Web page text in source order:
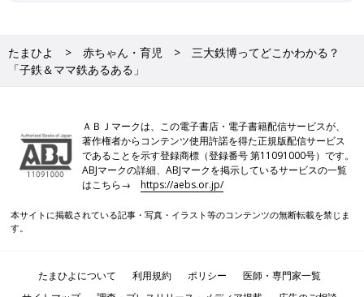
たまひよ 赤ちゃん・育児
三大鉄博ってどこかわかる？
「子鉄＆ママ鉄あるある」
ＡＢＪマークは、この電子書店・電子書籍配信サービスが、
著作権者からコンテンツ使用許諾を得た正規版配信サービス
であることを示す登録商標（登録番号 第11091000号）です。
ABJマークの詳細、ABJマークを掲示しているサービスの一覧
はこちら→https://aebs.or.jp/
本サイトに掲載されている記事・写真・イラスト等のコンテンツの無断転載を禁じま
す。
たまひよについて 利用規約 ポリシー
医師・専門家一覧